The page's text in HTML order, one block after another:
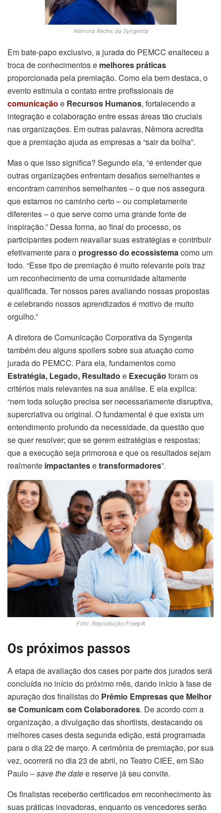
Nêmora Reche, da Syngenta
Em bate-papo exclusivo, a jurada do PEMCC enalteceu a
troca de conhecimentos e melhores práticas
proporcionada pela premiação. Como ela bem destaca, o
evento estimula o contato entre profissionais de
comunicação e Recursos Humanos, fortalecendo a
integração e colaboração entre essas áreas tão cruciais
nas organizações. Em outras palavras, Nêmora acredita
que a premiação ajuda as empresas a “sair da bolha”.
Mas o que isso significa? Segundo ela, “é entender que
outras organizações enfrentam desafios semelhantes e
encontram caminhos semelhantes – o que nos assegura
que estamos no caminho certo – ou completamente
diferentes – o que serve como uma grande fonte de
inspiração.” Dessa forma, ao final do processo, os
participantes podem reavaliar suas estratégias e contribuir
efetivamente para o progresso do ecossistemacomo um
todo. “Esse tipo de premiação é muito relevante pois traz
um reconhecimento de uma comunidade altamente
qualificada. Ter nossos pares avaliando nossas propostas
e celebrando nossos aprendizados é motivo de muito
orgulho.”
A diretora de Comunicação Corporativa da Syngenta
também deu alguns spoilers sobre sua atuação como
jurada do PEMCC. Para ela, fundamentos como
Estratégia, Legado, Resultado e Execução foram os
critérios mais relevantes na sua análise. E ela explica:
“nem toda solução precisa ser necessariamente disruptiva,
supercriativa ou original. O fundamental é que exista um
entendimento profundo da necessidade, da questão que
se quer resolver; que se gerem estratégias e respostas;
que a execução seja primorosa e que os resultados sejam
realmente impactantesetransformadores”.
Foto: Reprodução/Freepik
Os próximos passos
A etapa de avaliação dos cases por parte dos jurados será
concluída no início do próximo mês, dando início à fase de
apuração dos finalistas do Prêmio Empresas que Melhor
se Comunicam com Colaboradores. De acordo com a
organização, a divulgação das shortlists, destacando os
melhores cases desta segunda edição, está programada
para o dia 22 de março. A cerimônia de premiação, por sua
vez, ocorrerá no dia 23 de abril, no Teatro CIEE, em São
Paulo –save the datee reserve já seu convite.
Os finalistas receberão certificados em reconhecimento às
suas práticas inovadoras, enquanto os vencedores serão